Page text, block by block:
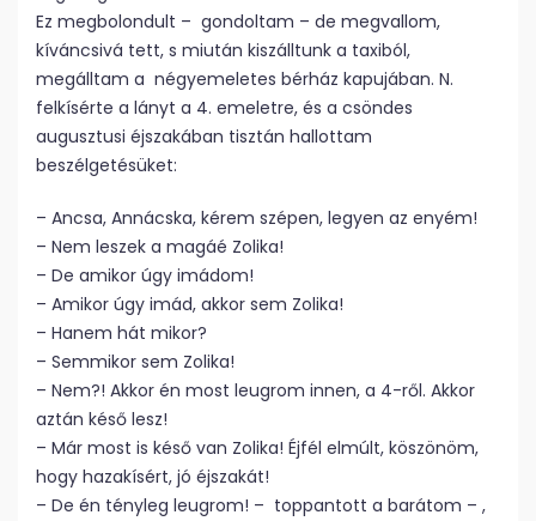
Ez megbolondult – gondoltam – de megvallom,
kíváncsivá tett, s miután kiszálltunk a taxiból,
megálltam a négyemeletes bérház kapujában. N.
felkísérte a lányt a 4. emeletre, és a csöndes
augusztusi éjszakában tisztán hallottam
beszélgetésüket:
– Ancsa, Annácska, kérem szépen, legyen az enyém!
– Nem leszek a magáé Zolika!
– De amikor úgy imádom!
– Amikor úgy imád, akkor sem Zolika!
– Hanem hát mikor?
– Semmikor sem Zolika!
– Nem?! Akkor én most leugrom innen, a 4-ről. Akkor
aztán késő lesz!
– Már most is késő van Zolika! Éjfél elmúlt, köszönöm,
hogy hazakísért, jó éjszakát!
– De én tényleg leugrom! – toppantott a barátom – ,